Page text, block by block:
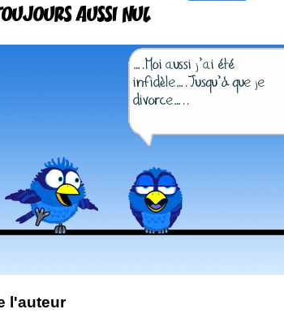
AUSSI NUL
l'auteur